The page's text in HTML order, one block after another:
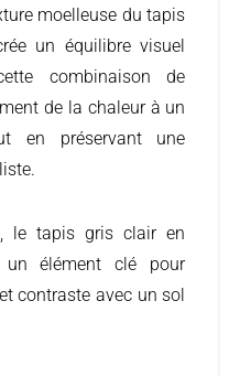
moelleuse du tapis
un équilibre visuel
combinaison de
de la chaleur à un
en préservant une
le tapis gris clair en
un élément clé pour
contraste avec un sol